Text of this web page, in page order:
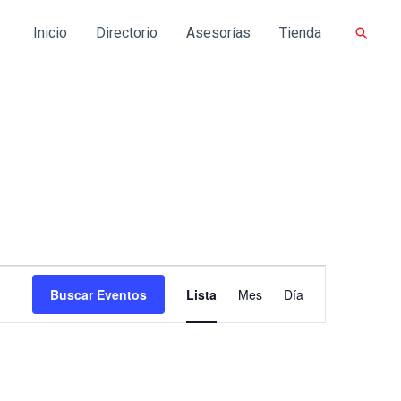
Inicio Directorio Asesorías Tienda Buscar
Buscar Eventos
Navegación
de
vistas
Lista Mes Día